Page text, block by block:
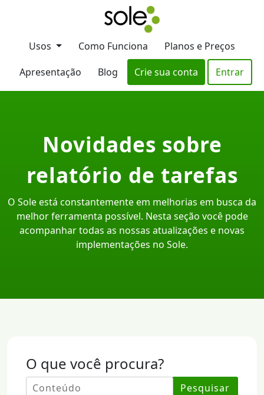
Usos Como Funciona
Planos e Preços
Apresentação
Blog Crie sua conta Entrar
Novidades sobre
relatório de tarefas
O Sole está constantemente em melhorias em busca da
melhor ferramenta possível. Nesta seção você pode
acompanhar todas as nossas atualizações e novas
implementações no Sole.
O que você procura?
Pesquisar